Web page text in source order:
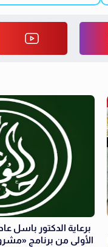
برعاية الدكتور باسل
الأولى من برنامج